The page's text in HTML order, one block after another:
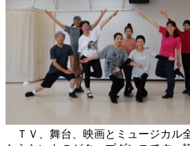
ＴＶ、舞台、映画とミュージカル